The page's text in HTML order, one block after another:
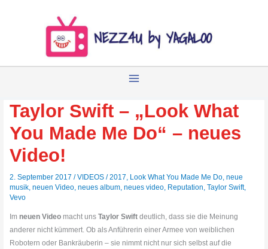
Taylor Swift – „Look What
You Made Me Do“ – neues
Video!
2. September 2017/VIDEOS /2017, Look What You Made Me Do,neue
musik,neuen Video,neues album,neues video, Reputation,Taylor Swift,
Vevo
Im neuen Video macht unsTaylor Swift deutlich, dass sie die Meinung
anderer nicht kümmert. Ob als Anführerin einer Armee von weiblichen
Robotern oder Bankräuberin – sie nimmt nicht nur sich selbst auf die